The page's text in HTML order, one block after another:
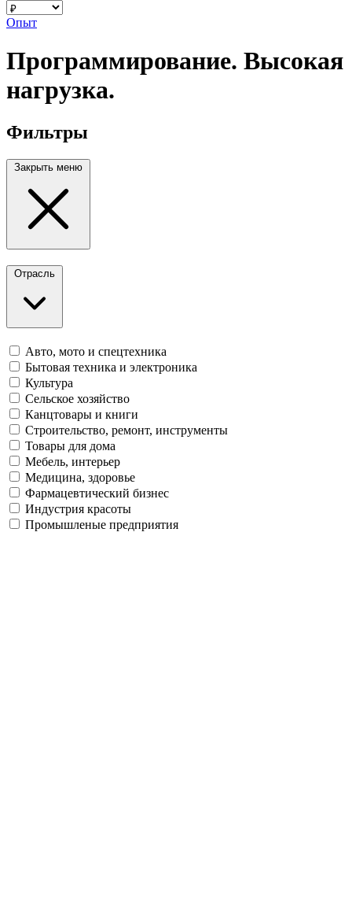
Опыт
Программирование. Высокая
нагрузка.
Фильтры
Закрыть меню
Отрасль
Авто, мото и спецтехника
Бытовая техника и электроника
Культура
Сельское хозяйство
Канцтовары и книги
Строительство, ремонт, инструменты
Товары для дома
Мебель, интерьер
Медицина, здоровье
Фармацевтический бизнес
Индустрия красоты
Промышленые предприятия